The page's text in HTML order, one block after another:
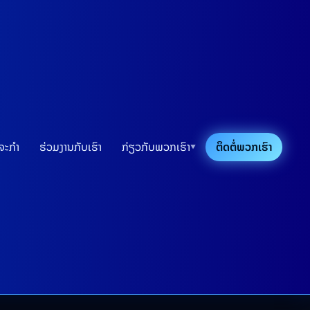
ກຳ ຮ່ວມງານກັບເຮົາ ກ່ຽວກັບພວກເຮົາ▼ ຕິດຕໍ່ພວກເຮົາ